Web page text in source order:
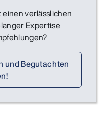
verlässlichen
Expertise
und Begutachten